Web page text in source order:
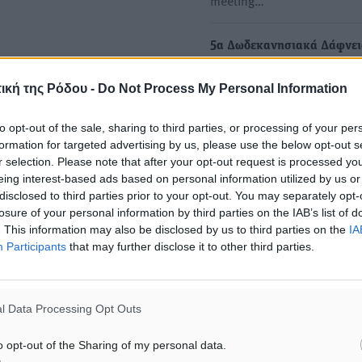
της Ρόδου - Do Not Process My Personal Information
opt-out of the sale, sharing to third parties, or processing of your
for targeted advertising by us, please use the below opt-out
selection. Please note that after your opt-out request is processed
interest-based ads based on personal information utilized by us
to third parties prior to your opt-out. You may separately
of your personal information by third parties on the IAB’s list of
This information may also be disclosed by us to third parties on the
Participants that may further disclose it to other third parties.
Data Processing Opt Outs
opt-out of the Sharing of my personal data.
5α Δωδεκανησιακά
Μέσα στο σαββατοκύριακο
εγκαταστάσεις του ΔΑΚ…